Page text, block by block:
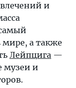
и
а также
Лейпцига —
музеи и